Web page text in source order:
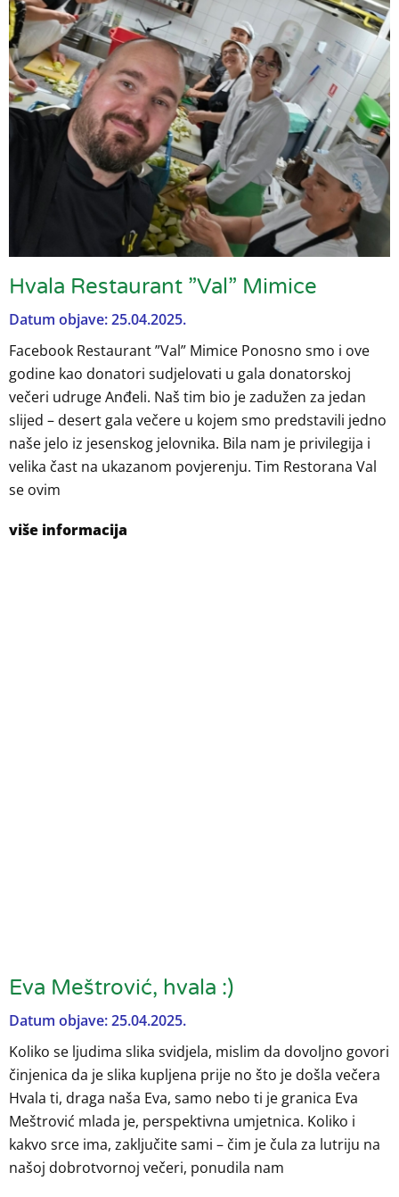
Hvala Restaurant ”Val” Mimice
Datum objave: 25.04.2025.
Facebook Restaurant ”Val” Mimice Ponosno smo i ove
godine kao donatori sudjelovati u gala donatorskoj
večeri udruge Anđeli. Naš tim bio je zadužen za jedan
slijed – desert gala večere u kojem smo predstavili jedno
naše jelo iz jesenskog jelovnika. Bila nam je privilegija i
velika čast na ukazanom povjerenju. Tim Restorana Val
se ovim
više informacija
Eva Meštrović, hvala :)
Datum objave: 25.04.2025.
Koliko se ljudima slika svidjela, mislim da dovoljno govori
činjenica da je slika kupljena prije no što je došla večera
Hvala ti, draga naša Eva, samo nebo ti je granica Eva
Meštrović mlada je, perspektivna umjetnica. Koliko i
kakvo srce ima, zaključite sami – čim je čula za lutriju na
našoj dobrotvornoj večeri, ponudila nam